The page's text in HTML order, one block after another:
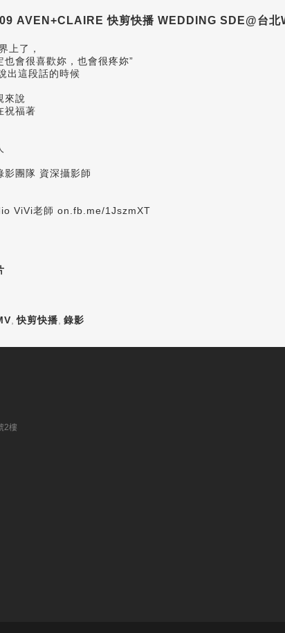
AVEN+CLAIRE 快剪快播 WEDDING SDE@台北
上了，
會很喜歡妳，也會很疼妳”
出這段話的時候
來說
祝福著
影團隊 資深攝影師
ViVi老師 on.fb.me/1JszmXT
,快剪快播 錄影
2樓